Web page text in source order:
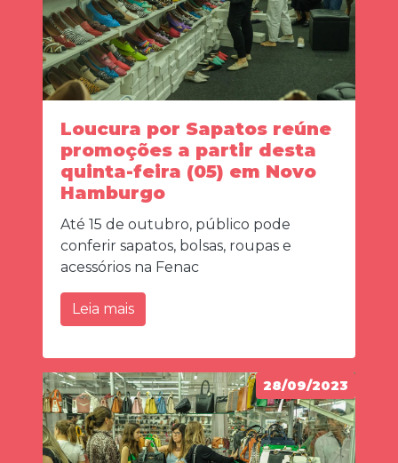
Loucura por Sapatos reúne
promoções a partir desta
quinta-feira (05) em Novo
Hamburgo
Até 15 de outubro, público pode
conferir sapatos, bolsas, roupas e
acessórios na Fenac
Leia mais
28/09/2023